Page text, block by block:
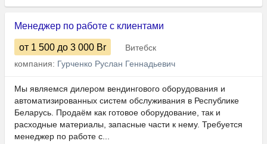
Менеджер по работе с клиентами
от 1 500 до 3 000 Br
Витебск
компания: Гурченко Руслан Геннадьевич
Мы являемся дилером вендингового оборудования и
автоматизированных систем обслуживания в Республике
Беларусь. Продаём как готовое оборудование, так и
расходные материалы, запасные части к нему. Требуется
менеджер по работе с...